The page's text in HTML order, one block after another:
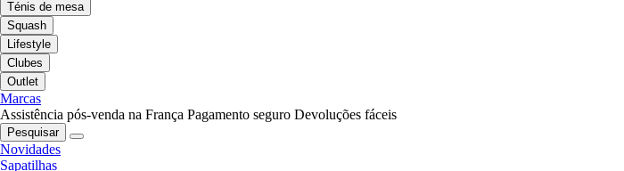
Ténis de mesa
Squash
Lifestyle
Clubes
Outlet
Marcas
Assistência pós-venda na França Pagamento seguro Devoluções fáceis
Pesquisar
Novidades
Sapatilhas